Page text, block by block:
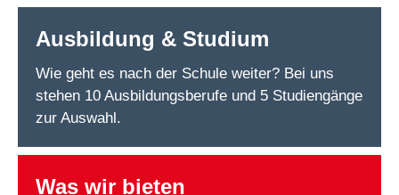
Ausbildung & Studium
Wie geht es nach der Schule weiter? Bei uns
stehen 10 Ausbildungsberufe und 5 Studiengänge
zur Auswahl.
Was wir bieten